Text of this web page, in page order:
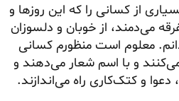
از کسانی را که این روزها و
می‌دمند، از خوبان و دلسوزان
معلوم است منظورم کسانی
و با اسم شعار می‌دهند و
و کتک‌کاری راه می‌اندازند.